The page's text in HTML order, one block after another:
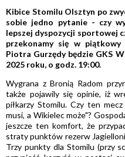
Kibice Stomilu Olsztyn po
sobie jedno pytanie - czy
lepszej dyspozycji sportowej
przekonamy się w
Piotra Gurzędy będzie GKS
2025 roku, o godz. 19:00.
Wygrana z Bronią Radom
także pojawily się opinie, iż
piłkarzy Stomilu. Czy ten
musi, a Wikielec może"?
jeszcze ten komfort, że
straty punktów rezerw
Trzy punkty dla Stomilu (przy